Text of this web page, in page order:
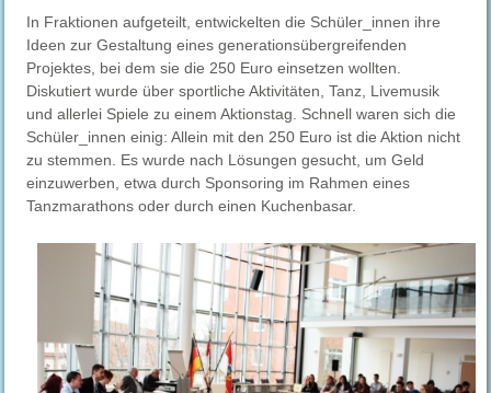
In Fraktionen aufgeteilt, entwickelten die Schüler_innen ihre
Ideen zur Gestaltung eines generationsübergreifenden
Projektes, bei dem sie die 250 Euro einsetzen wollten.
Diskutiert wurde über sportliche Aktivitäten, Tanz, Livemusik
und allerlei Spiele zu einem Aktionstag. Schnell waren sich die
Schüler_innen einig: Allein mit den 250 Euro ist die Aktion nicht
zu stemmen. Es wurde nach Lösungen gesucht, um Geld
einzuwerben, etwa durch Sponsoring im Rahmen eines
Tanzmarathons oder durch einen Kuchenbasar.